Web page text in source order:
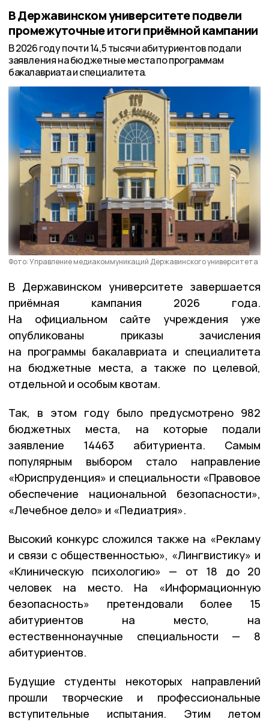
В Державинском университете подвели
промежуточные итоги приёмной кампании
В 2026 году почти 14,5 тысячи абитуриентов подали
заявления на бюджетные места по программам
бакалавриата и специалитета.
Фото: Управление медиакоммуникаций Державинского университета
В Державинском университете завершается
приёмная кампания 2026 года.
На официальном сайте учреждения уже
опубликованы приказы зачисления
на программы бакалавриата и специалитета
на бюджетные места, а также по целевой,
отдельной и особым квотам.
Так, в этом году было предусмотрено 982
бюджетных места, на которые подали
заявление 14463 абитуриента. Самым
популярным выбором стало направление
«Юриспруденция» и специальности «Правовое
обеспечение национальной безопасности»,
«Лечебное дело» и «Педиатрия».
Высокий конкурс сложился также на «Рекламу
и связи с общественностью», «Лингвистику» и
«Клиническую психологию» — от 18 до 20
человек на место. На «Информационную
безопасность» претендовали более 15
абитуриентов на место, на
естественнонаучные специальности — 8
абитуриентов.
Будущие студенты некоторых направлений
прошли творческие и профессиональные
вступительные испытания. Этим летом